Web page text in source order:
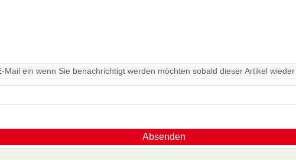
ein wenn Sie benachrichtigt werden möchten sobald dieser Artikel